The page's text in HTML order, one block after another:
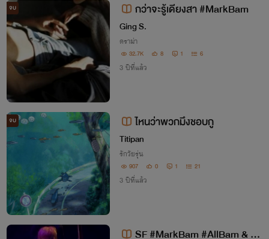
จบ กว่าจะรู้เดียงสา #MarkBam
Ging S.
ดราม่า
32.7K 8 1 6
3 ปีที่แล้ว
จบ ไหนว่าพวกมึงชอบกู
Titipan
รักวัยรุ่น
907 0 1 21
3 ปีที่แล้ว
SF #MarkBam #AllBam & G